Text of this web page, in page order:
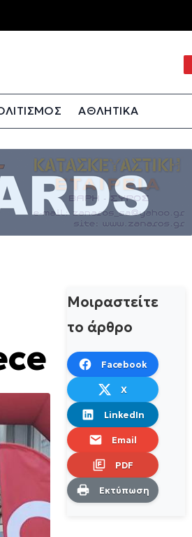
ΑΘΛΗΤΙΚΑ
Μοιραστείτε
το άρθρο
Facebook
X
LinkedIn
Email
PDF
Εκτύπωση